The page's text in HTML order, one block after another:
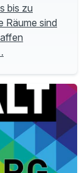
bis zu
Räume sind